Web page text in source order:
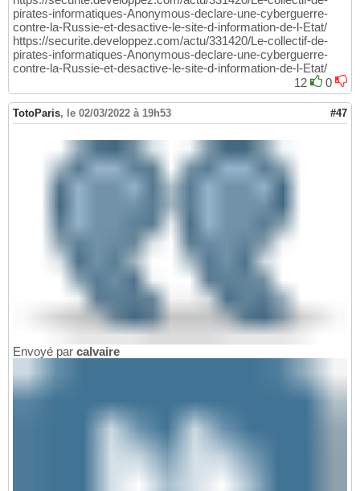
pirates-informatiques-Anonymous-declare-une-cyberguerre-
contre-la-Russie-et-desactive-le-site-d-information-de-l-Etat/
https://securite.developpez.com/actu/331420/Le-collectif-de-
pirates-informatiques-Anonymous-declare-une-cyberguerre-
contre-la-Russie-et-desactive-le-site-d-information-de-l-Etat/
12
0
TotoParis, le 02/03/2022 à 19h53 #47
Envoyé par calvaire